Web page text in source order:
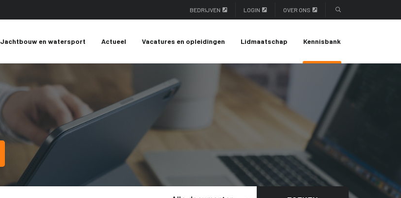
BEDRIJVEN LOGIN OVER ONS
Jachtbouw en watersport Actueel Vacatures en opleidingen Lidmaatschap Kennisbank